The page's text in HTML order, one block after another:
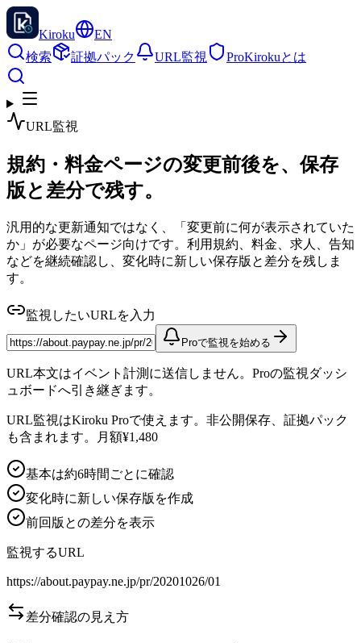
Kiroku
EN
検索
証拠パック URL監視 ProKirokuとは
URL監視
規約・料金ページの変更前後を、保存
版と差分で残す。
汎用的な更新通知ではなく、「変更前に何が表示されていた
か」が必要なページ向けです。利用規約、料金、求人、告知
などを継続確認し、変化時に新しい保存版と差分を残しま
す。
監視したいURLを入力
Proで監視を始める
URL本文はイベント計測に送信しません。Proの監視ダッシ
ュボードへ引き継ぎます。
URL監視はKiroku Proで使えます。非公開保存、証拠パック
も含まれます。月額¥1,480
基本は約6時間ごとに確認
変化時に新しい保存版を作成
前回版との差分を表示
監視するURL
https://about.paypay.ne.jp/pr/20201026/01
差分確認の見え方